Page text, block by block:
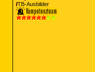
TB-Ausbilder